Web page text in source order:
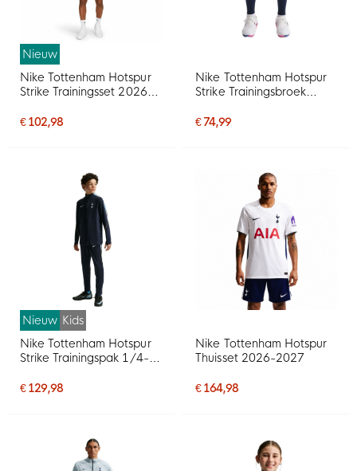
Nieuw
Nike Tottenham Hotspur
Strike Trainingsset 2026-
Donkerblauw Geel Wit
€ 102,98
Nike Tottenham Hotspur
Strike Trainingsbroek
Lichtblauw Wit
€ 74,99
Nieuw Kids
Nike Tottenham Hotspur
Strike Trainingspak 1/4-
Donkerblauw Lichtblauw
€ 129,98
Nike Tottenham Hotspur
Thuisset 2026-2027
€ 164,98